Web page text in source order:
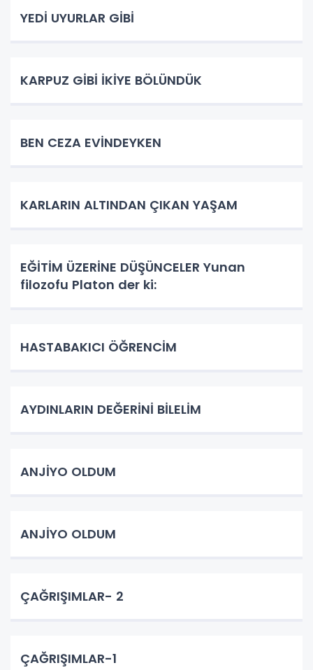
YEDİ UYURLAR GİBİ
KARPUZ GİBİ İKİYE BÖLÜNDÜK
BEN CEZA EVİNDEYKEN
KARLARIN ALTINDAN ÇIKAN YAŞAM
EĞİTİM ÜZERİNE DÜŞÜNCELER Yunan
filozofu Platon der ki:
HASTABAKICI ÖĞRENCİM
AYDINLARIN DEĞERİNİ BİLELİM
ANJİYO OLDUM
ANJİYO OLDUM
ÇAĞRIŞIMLAR- 2
ÇAĞRIŞIMLAR-1